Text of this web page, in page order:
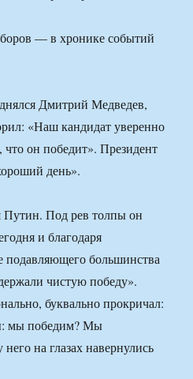
— в хронике событий
Дмитрий Медведев,
«Наш кандидат уверенно
он победит». Президент
день».
Путин. Под рев толпы он
и благодаря
большинства
чистую победу».
буквально прокричал:
мы победим? Мы
на глазах навернулись